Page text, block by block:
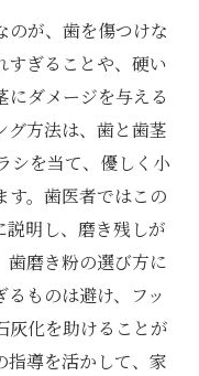
のが、歯を傷つけな
すぎることや、硬い
ダメージを与える
グ方法は、歯と歯茎
シを当て、優しく小
す。歯医者ではこの
明し、磨き残しが
歯磨き粉の選び方に
ものは避け、フッ
灰化を助けることが
指導を活かして、家